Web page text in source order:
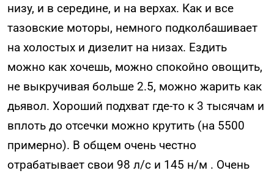
низу, и в середине, и на верхах. Как и все
тазовские моторы, немного подколбашивает
на холостых и дизелит на низах. Ездить
можно как хочешь, можно спокойно овощить,
не выкручивая больше 2.5, можно жарить как
дьявол. Хороший подхват где-то к 3 тысячам и
вплоть до отсечки можно крутить (на 5500
примерно). В общем очень честно
отрабатывает свои 98 л/с и 145 н/м . Очень